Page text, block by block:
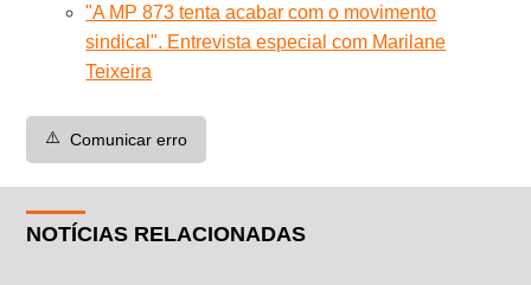
"A MP 873 tenta acabar com o movimento
sindical". Entrevista especial com Marilane
Teixeira
⚠️ Comunicar erro
NOTÍCIAS RELACIONADAS